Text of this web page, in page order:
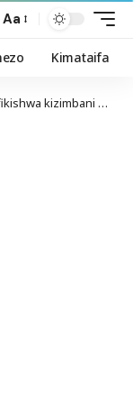
Aa
Kimataifa
kizimbani Malindi